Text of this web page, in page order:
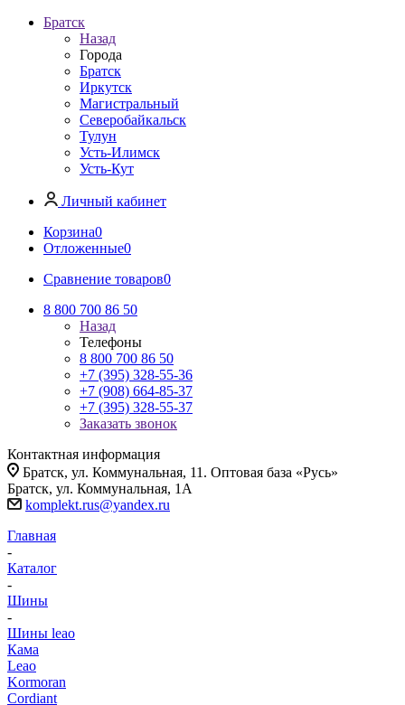
Братск
Назад
Города
Братск
Иркутск
Магистральный
Северобайкальск
Тулун
Усть-Илимск
Усть-Кут
Личный кабинет
Корзина0
Отложенные0
Сравнение товаров0
8 800 700 86 50
Назад
Телефоны
8 800 700 86 50
+7 (395) 328-55-36
+7 (908) 664-85-37
+7 (395) 328-55-37
Заказать звонок
Контактная информация
Братск, ул. Коммунальная, 11. Оптовая база «Русь»
Братск, ул. Коммунальная, 1А
komplekt.rus@yandex.ru
Главная
-
Каталог
-
Шины
-
Шины leao
Кама
Leao
Kormoran
Cordiant